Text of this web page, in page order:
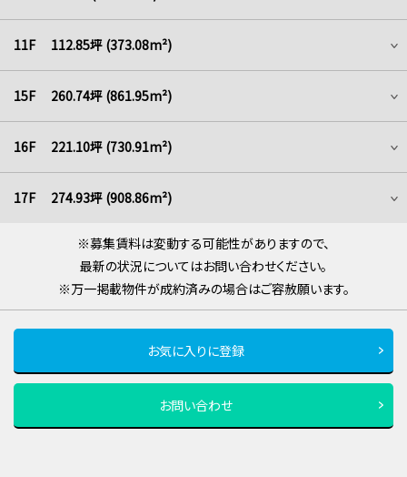
11F 112.85坪 (373.08m²)
15F 260.74坪 (861.95m²)
16F 221.10坪 (730.91m²)
17F 274.93坪 (908.86m²)
※募集賃料は変動する可能性がありますので、
最新の状況についてはお問い合わせください。
※万一掲載物件が成約済みの場合はご容赦願います。
お気に入りに登録
お問い合わせ